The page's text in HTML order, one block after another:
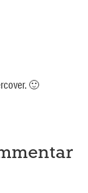
🙂